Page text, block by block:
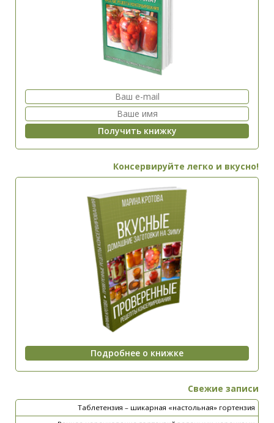
Консервируйте легко и вкусно!
Свежие записи
Таблетензия – шикарная «настольная» гортензия